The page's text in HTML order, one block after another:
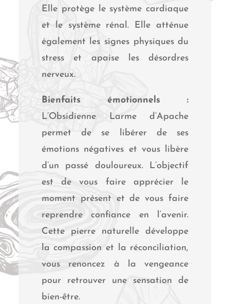
Elle protège le système cardiaque
et le système rénal. Elle atténue
également les signes physiques du
stress et apaise les désordres
nerveux.
Bienfaits émotionnels :
L’Obsidienne Larme d’Apache
permet de se libérer de ses
émotions négatives et vous libère
d’un passé douloureux. L’objectif
est de vous faire apprécier le
moment présent et de vous faire
reprendre confiance en l’avenir.
Cette pierre naturelle développe
la compassion et la réconciliation,
vous renoncez à la vengeance
pour retrouver une sensation de
bien-être.